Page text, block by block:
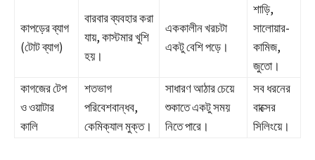
কাপড়ের ব্যাগ
(টোট ব্যাগ)
বারবার ব্যবহার করা
যায়, কাস্টমার খুশি
হয়।
এককালীন খরচটা
একটু বেশি পড়ে।
শাড়ি,
সালোয়ার-
কামিজ,
জুতো।
কাগজের টেপ
ও ওয়াটার
কালি
শতভাগ
পরিবেশবান্ধব,
কেমিক্যাল মুক্ত।
সাধারণ আঠার চেয়ে
শুকাতে একটু সময়
নিতে পারে।
সব ধরনের
বাক্সের
সিলিংয়ে।